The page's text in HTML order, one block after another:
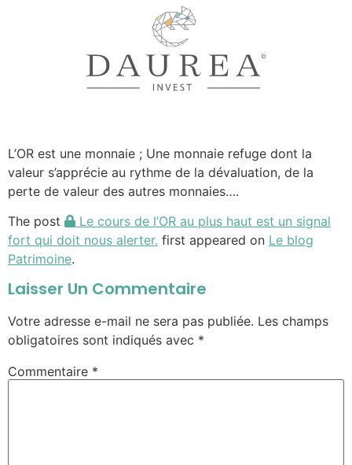
L’OR est une monnaie ; Une monnaie refuge dont la
valeur s’apprécie au rythme de la dévaluation, de la
perte de valeur des autres monnaies….
The post
Le cours de l’OR au plus haut est un signal
fort qui doit nous alerter. first appeared on Le blog
Patrimoine.
Laisser Un Commentaire
Votre adresse e-mail ne sera pas publiée. Les champs
obligatoires sont indiqués avec *
Commentaire *